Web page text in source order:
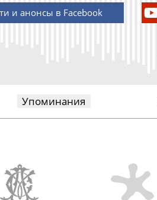
и анонсы в Facebook
Упоминания